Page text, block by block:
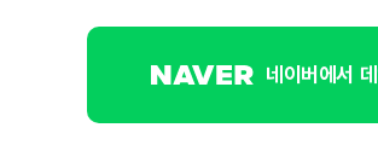
네이버에서